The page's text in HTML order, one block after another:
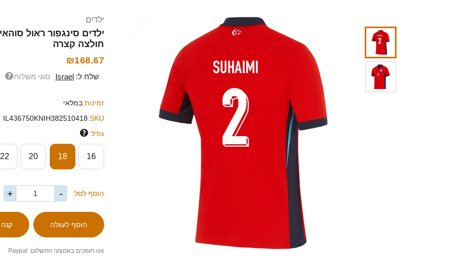
ילדים
חולצה קצרה
₪168.67
שלח ל: Israel סוגי משלוח
זמינות:במלאי
SKU:
IL436750KNIH382510418
גודל
16
18
20
22
הוסף לסל: -
+
אנו תומכים באמצעי התשלום: Paypal